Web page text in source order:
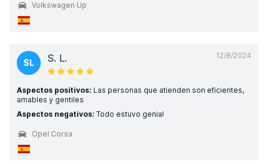
Volkswagen Up
12/8/2024
SL S. L.
Aspectos positivos: Las personas que atienden son eficientes,
amables y gentiles
Aspectos negativos: Todo estuvo genial
Opel Corsa